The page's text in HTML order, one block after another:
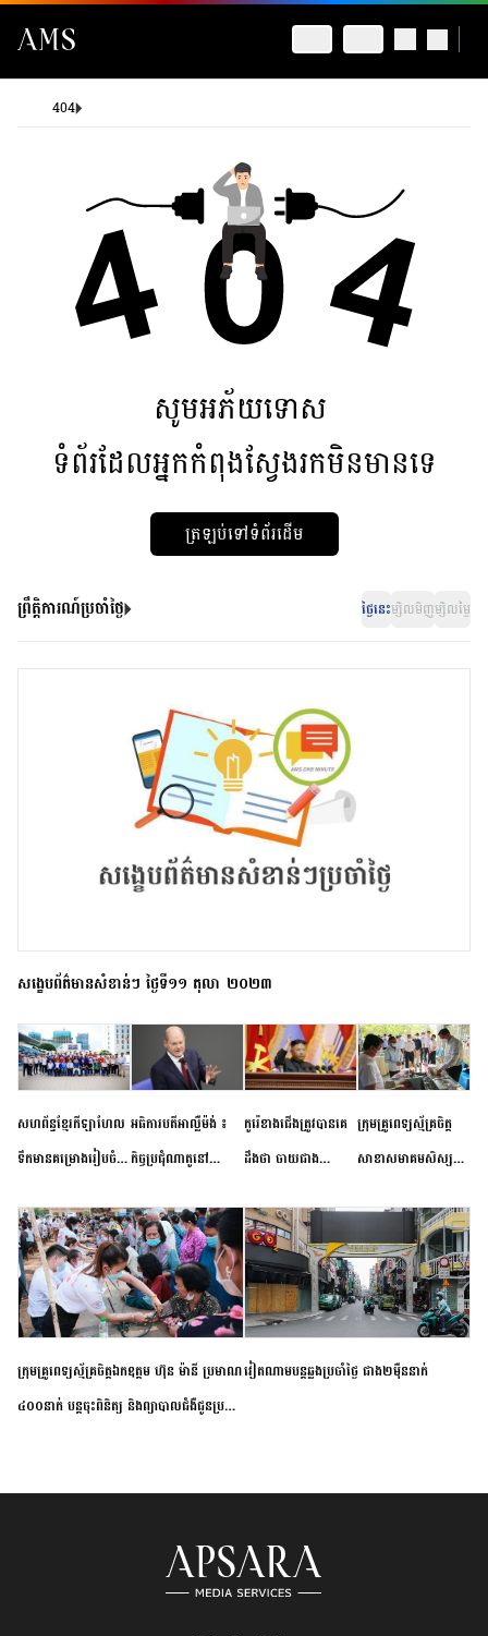
404
សូមអភ័យទោស
ទំព័រដែលអ្នកកំពុងស្វែងរកមិនមានទេ
ត្រឡប់ទៅទំព័រដើម
ព្រឹត្តិការណ៍ប្រចាំថ្ងៃ ថ្ងៃនេះម្សិលមិញម្សិលម្ងៃ
សង្ខេបព័ត៌មានសំខាន់ៗ ថ្ងៃទី១១ តុលា ២០២៣
សហព័ន្ធខ្មែរកីឡាហែល
ទឹកមានគម្រោងរៀបចំ
កម្រិតបឋម ដល់ឧត្តម
សិក្សានាពេលខាងមុខ
អធិការបតីអាល្លឺម៉ង់ ៖
កិច្ចប្រជុំណាតូនៅ
ខាងមុខនឹងបញ្ជូនសញ្ញា
នៃភាពស្អិតរមួត និង
ការប្តេជ្ញាចិត្ត
កូរ៉េខាងជើងត្រូវបានគេ
ដឹងថា ចាយជាង
អភិវឌ្ឍន៍នុយក្លេអ៊ែរ
ក្រុមគ្រូពេទ្យស្ម័គ្រចិត្ត
សាខាសមាគមសិស្ស
ខេត្តកំពង់ចាម ចុះពិនិត្យ
ពិគ្រោះជំងឺទូទៅ និងផ្តល់
ថ្នាំពេទ្យជូនប្រជាពលរដ្ឋ
រស់នៅសង្កាត់បឹងកុក
ក្រុមគ្រូពេទ្យស្ម័គ្រចិត្តឯកឧត្តម ហ៊ុន ម៉ានី ប្រមាណ
៤០០នាក់ បន្តចុះពិនិត្យ និងព្យាបាលជំងឺជូនប្រជា
វៀតណាម​បន្ត​ឆ្លង​ប្រចាំថ្ងៃ​ ​ជាង​២​ម៉ឺន​នាក់​